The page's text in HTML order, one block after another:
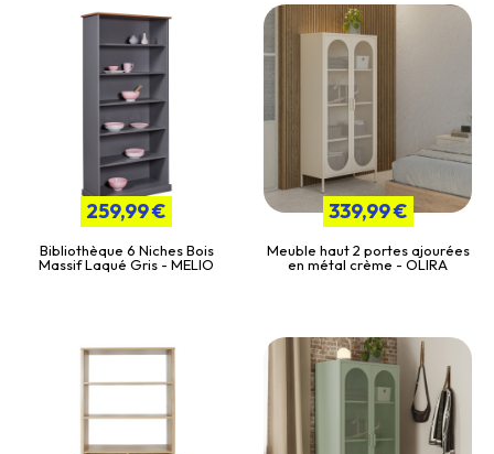
259,99 €
Bibliothèque 6 Niches Bois
Massif Laqué Gris - MELIO
339,99 €
Meuble haut 2 portes ajourées
en métal crème - OLIRA